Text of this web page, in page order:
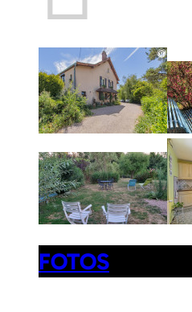
FOTOS